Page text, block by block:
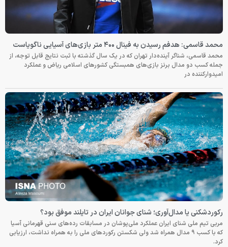
محمد قاسمی: هدفم رسیدن به فینال ۴۰۰ متر بازی‌های آسیایی ناگویاست
محمد قاسمی، شناگر آینده‌دار تهران که در یک سال گذشته با ثبت نتایج قابل توجه، از
جمله کسب دو مدال برنز بازی‌های همبستگی کشورهای اسلامی ریاض و عملکرد
امیدوارکننده در
رکوردشکنی یا مدال‌آوری؛ شنای جوانان ایران در تایلند موفق بود؟
مربی تیم ملی شنای ایران عملکرد ملی‌پوشان در مسابقات رده‌های سنی قهرمانی آسیا
که با کسب ۹ مدال همراه شد ولی شکستن رکوردهای ملی را به همراه نداشت، ارزیابی
کرد.